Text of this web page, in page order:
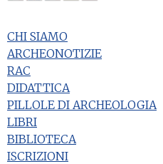
CHI SIAMO
ARCHEONOTIZIE
RAC
DIDATTICA
PILLOLE DI ARCHEOLOGIA
LIBRI
BIBLIOTECA
ISCRIZIONI